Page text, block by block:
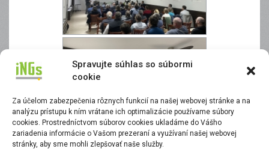
Spravujte súhlas so súbormi
cookie
Za účelom zabezpečenia rôznych funkcií na našej webovej stránke a na
analýzu prístupu k ním vrátane ich optimalizácie používame súbory
cookies. Prostredníctvom súborov cookies ukladáme do Vášho
zariadenia informácie o Vašom prezeraní a využívaní našej webovej
stránky, aby sme mohli zlepšovať naše služby.